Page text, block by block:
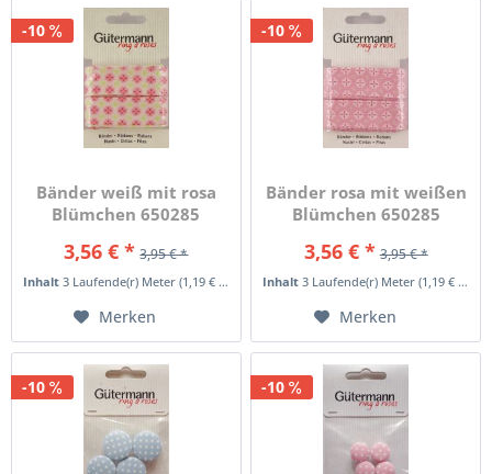
-10
Bänder weiß mit rosa
Blümchen 650285
3,56 € * 3,95 € *
Inhalt3 Laufende(r) Meter(1,19 € * / 1 Laufende(r) Meter)
Merken
-10
Bänder rosa mit weißen
Blümchen 650285
3,56 € * 3,95 € *
Inhalt3 Laufende(r) Meter(1,19 € * / 1 Laufende(r) Meter)
Merken
-10 -10